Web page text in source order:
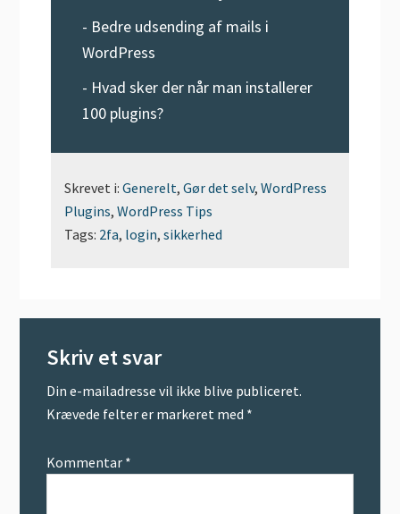
- Bedre udsending af mails i
WordPress
- Hvad sker der når man installerer
100 plugins?
Skrevet i:Generelt,Gør det selv,WordPress
Plugins,WordPress Tips
Tags: 2fa, login,sikkerhed
Skriv et svar
Din e-mailadresse vil ikke blive publiceret.
Krævede felter er markeret med *
Kommentar *